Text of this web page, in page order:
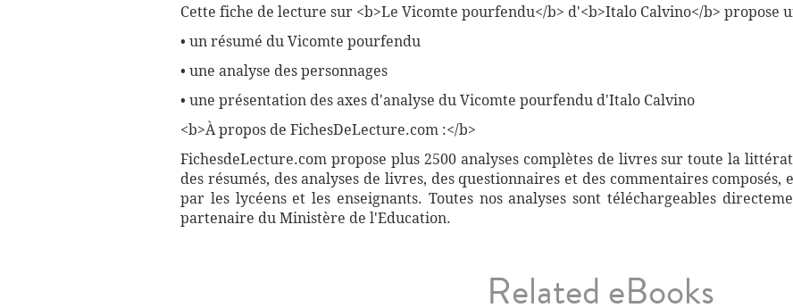
Cette fiche de lecture sur <b>Le Vicomte pourfendu</b> d'<b>Italo Calvino</b> propose
• un résumé du Vicomte pourfendu
• une analyse des personnages
• une présentation des axes d'analyse du Vicomte pourfendu d'Italo Calvino
<b>À propos de FichesDeLecture.com :</b>
FichesdeLecture.com propose plus 2500 analyses complètes de livres sur toute la
des résumés, des analyses de livres, des questionnaires et des commentaires composés,
par les lycéens et les enseignants. Toutes nos analyses sont téléchargeables
partenaire du Ministère de l'Education.
Related eBooks